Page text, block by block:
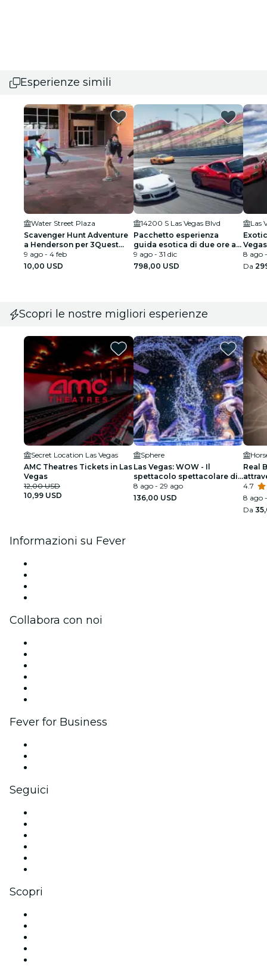
Esperienze simili
Water Street Plaza
Scavenger Hunt Adventure
a Henderson per 3Quest
Challenge
9 ago - 4 feb
10,00 USD
14200 S Las Vegas Blvd
Pacchetto esperienza
guida esotica di due ore a
Las Vegas
9 ago - 31 dic
798,00 USD
Las
8 ago
Da
Scopri le nostre migliori esperienze
Secret Location Las Vegas
AMC Theatres Tickets in Las
Vegas
12,00 USD
10,99 USD
Sphere
Las Vegas: WOW - Il
spettacolo spettacolare di
Vegas
8 ago - 29 ago
136,00 USD
Real
4.7
8 ago
Da
Informazioni su Fever
Collabora con noi
Fever for Business
Seguici
Scopri